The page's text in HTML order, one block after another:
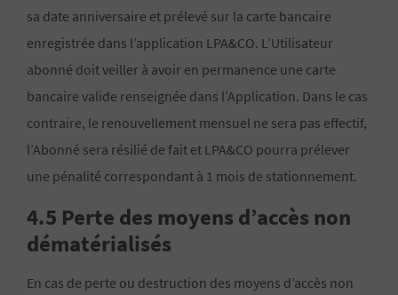
sa date anniversaire et prélevé sur la carte bancaire
enregistrée dans l’application LPA&CO. L’Utilisateur
abonné doit veiller à avoir en permanence une carte
bancaire valide renseignée dans l’Application. Dans le cas
contraire, le renouvellement mensuel ne sera pas effectif,
l’Abonné sera résilié de fait et LPA&CO pourra prélever
une pénalité correspondant à 1 mois de stationnement.
4.5 Perte des moyens d’accès non
dématérialisés
En cas de perte ou destruction des moyens d’accès non